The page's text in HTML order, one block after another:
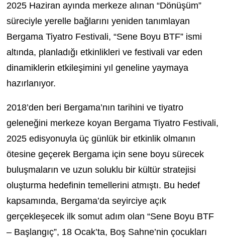
2025 Haziran ayında merkeze alınan “Dönüşüm”
süreciyleyerelle bağlarını yeniden tanımlayan
Bergama Tiyatro Festivali, “Sene Boyu BTF”ismi
altında, planladığı etkinlikleri ve festivali var eden
dinamiklerin etkileşimini yıl geneline yaymaya
hazırlanıyor.
2018’den beri Bergama’nın tarihini ve tiyatro
geleneğini merkeze koyan Bergama Tiyatro Festivali,
2025 edisyonuyla üç günlük bir etkinlik olmanın
ötesine geçerek Bergama için sene boyu sürecek
buluşmaların ve uzun soluklu bir kültür stratejisi
oluşturma hedefinin temellerini atmıştı. Bu hedef
kapsamında, Bergama’da seyirciye açık
gerçekleşecek ilk somut adım olan “Sene Boyu BTF
– Başlangıç”, 18 Ocak’ta, Boş Sahne’nin çocukları